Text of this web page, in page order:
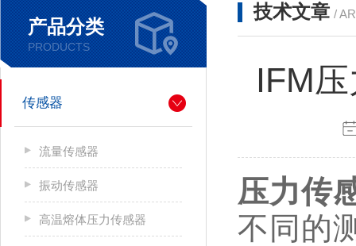
产品分类
PRODUCTS
传感器
流量传感器
振动传感器
高温熔体压力传感器
技术文章 /
IFM
压力传
不同的